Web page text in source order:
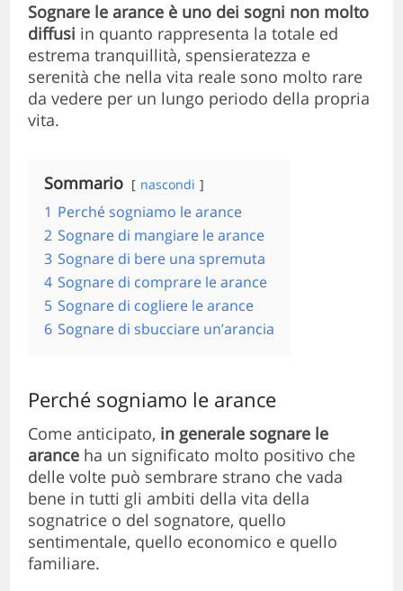
Sognare le arance è uno dei sogni non molto
diffusi in quanto rappresenta la totale ed
estrema tranquillità, spensieratezza e
serenità che nella vita reale sono molto rare
da vedere per un lungo periodo della propria
vita.
Sommario nascondi
1 Perché sogniamo le arance
2 Sognare di mangiare le arance
3 Sognare di bere una spremuta
4 Sognare di comprare le arance
5 Sognare di cogliere le arance
6 Sognare di sbucciare un’arancia
Perché sogniamo le arance
Come anticipato, in generale sognare le
arance ha un significato molto positivo che
delle volte può sembrare strano che vada
bene in tutti gli ambiti della vita della
sognatrice o del sognatore, quello
sentimentale, quello economico e quello
familiare.